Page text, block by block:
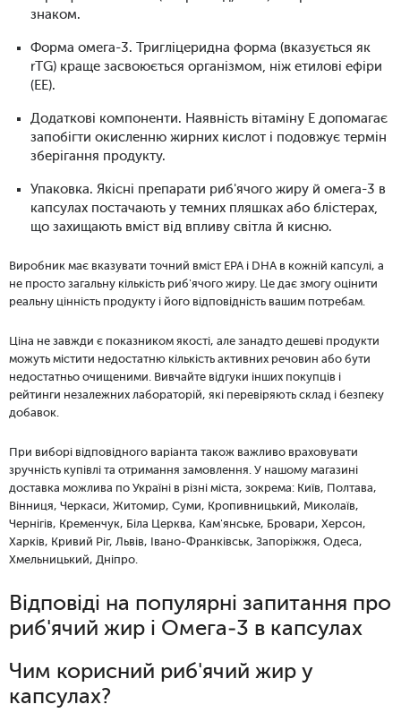
знаком.
Форма омега-3. Тригліцеридна форма (вказується як
rTG) краще засвоюється організмом, ніж етилові ефіри
(EE).
Додаткові компоненти. Наявність вітаміну E допомагає
запобігти окисленню жирних кислот і подовжує термін
зберігання продукту.
Упаковка. Якісні препарати риб'ячого жиру й омега-3 в
капсулах постачають у темних пляшках або блістерах,
що захищають вміст від впливу світла й кисню.
Виробник має вказувати точний вміст EPA і DHA в кожній капсулі, а
не просто загальну кількість риб'ячого жиру. Це дає змогу оцінити
реальну цінність продукту і його відповідність вашим потребам.
Ціна не завжди є показником якості, але занадто дешеві продукти
можуть містити недостатню кількість активних речовин або бути
недостатньо очищеними. Вивчайте відгуки інших покупців і
рейтинги незалежних лабораторій, які перевіряють склад і безпеку
добавок.
При виборі відповідного варіанта також важливо враховувати
зручність купівлі та отримання замовлення. У нашому магазині
доставка можлива по Україні в різні міста, зокрема: Київ, Полтава,
Вінниця, Черкаси, Житомир, Суми, Кропивницький, Миколаїв,
Чернігів, Кременчук, Біла Церква, Кам'янське, Бровари, Херсон,
Харків, Кривий Ріг, Львів, Івано-Франківськ, Запоріжжя, Одеса,
Хмельницький, Дніпро.
Відповіді на популярні запитання про
риб'ячий жир і Омега-3 в капсулах
Чим корисний риб'ячий жир у
капсулах?